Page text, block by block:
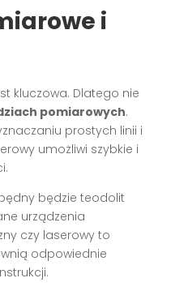
i
kluczowa. Dlatego nie
pomiarowych.
prostych linii i
umożliwi szybkie i
będzie teodolit
urządzenia
czy laserowy to
odpowiednie